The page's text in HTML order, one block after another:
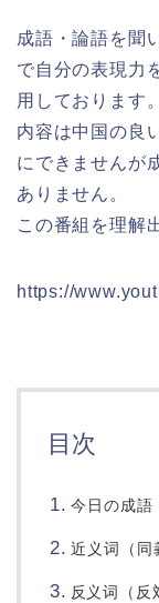
成語・論語を聞
で自分の表現力
用しております。
内容は中国の良
にできませんが
ありません。
この番組を理解
https://
目次
今日の成語
近义词（同
反义词（反